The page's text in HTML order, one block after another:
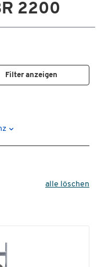
2200
Filter anzeigen
alle löschen